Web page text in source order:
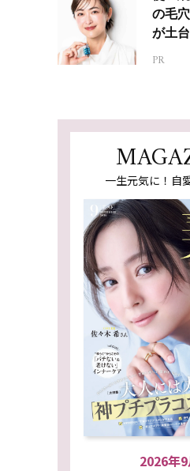
の毛
が土
PR
一生元気に！自
2026年